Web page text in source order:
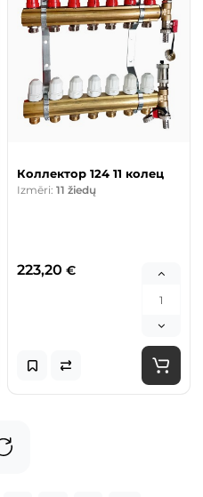
Коллектор 124 11 колец
Izmēri: 11 žiedų
223,20 €